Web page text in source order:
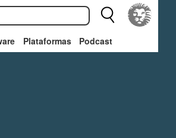
Plataformas Podcast